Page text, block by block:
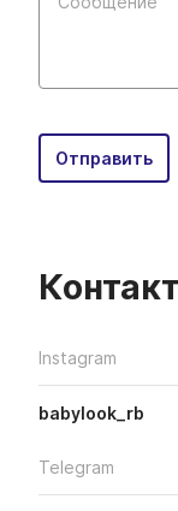
Отправить
Instagram
babylook_rb
Telegram